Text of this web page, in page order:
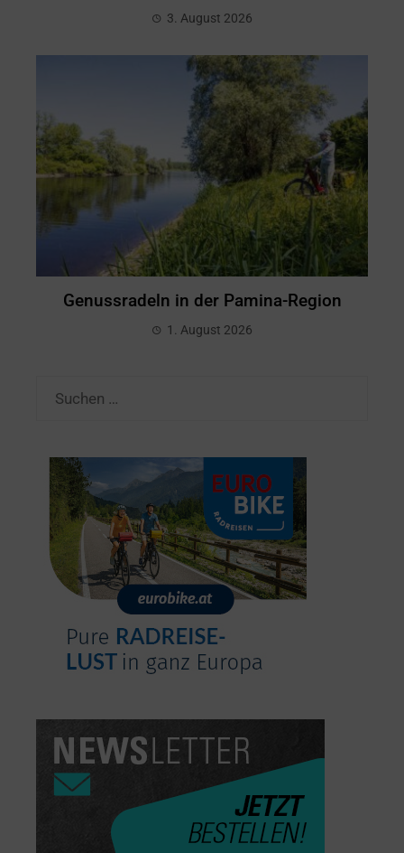
3. August 2026
Genussradeln in der Pamina-Region
1. August 2026